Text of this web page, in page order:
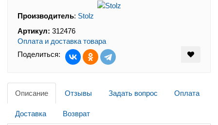
Производитель: Stolz
Артикул: 312476
Оплата и доставка товара
Поделиться:
Описание Отзывы Задать вопрос Оплата
Доставка Возврат